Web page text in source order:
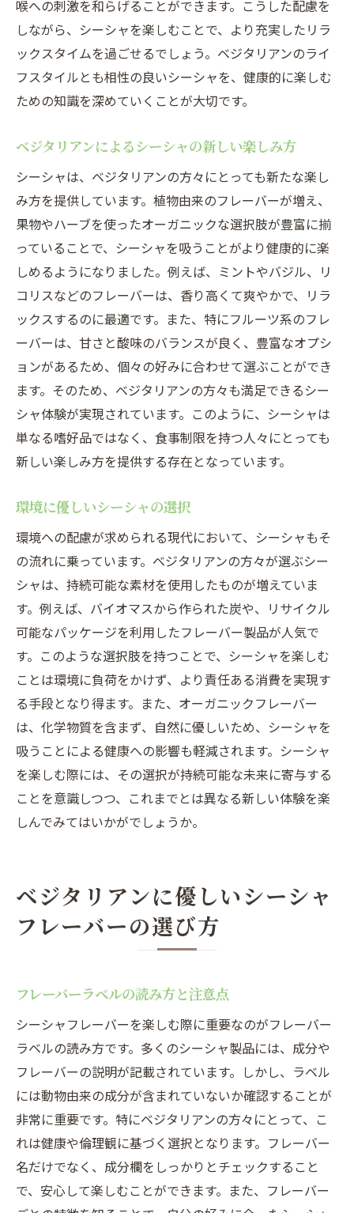
喉への刺激を和らげることができます。こうした配慮を
しながら、シーシャを楽しむことで、より充実したリラ
ックスタイムを過ごせるでしょう。ベジタリアンのライ
フスタイルとも相性の良いシーシャを、健康的に楽しむ
ための知識を深めていくことが大切です。
ベジタリアンによるシーシャの新しい楽しみ方
シーシャは、ベジタリアンの方々にとっても新たな楽し
み方を提供しています。植物由来のフレーバーが増え、
果物やハーブを使ったオーガニックな選択肢が豊富に揃
っていることで、シーシャを吸うことがより健康的に楽
しめるようになりました。例えば、ミントやバジル、リ
コリスなどのフレーバーは、香り高くて爽やかで、リラ
ックスするのに最適です。また、特にフルーツ系のフレ
ーバーは、甘さと酸味のバランスが良く、豊富なオプシ
ョンがあるため、個々の好みに合わせて選ぶことができ
ます。そのため、ベジタリアンの方々も満足できるシー
シャ体験が実現されています。このように、シーシャは
単なる嗜好品ではなく、食事制限を持つ人々にとっても
新しい楽しみ方を提供する存在となっています。
環境に優しいシーシャの選択
環境への配慮が求められる現代において、シーシャもそ
の流れに乗っています。ベジタリアンの方々が選ぶシー
シャは、持続可能な素材を使用したものが増えていま
す。例えば、バイオマスから作られた炭や、リサイクル
可能なパッケージを利用したフレーバー製品が人気で
す。このような選択肢を持つことで、シーシャを楽しむ
ことは環境に負荷をかけず、より責任ある消費を実現す
る手段となり得ます。また、オーガニックフレーバー
は、化学物質を含まず、自然に優しいため、シーシャを
吸うことによる健康への影響も軽減されます。シーシャ
を楽しむ際には、その選択が持続可能な未来に寄与する
ことを意識しつつ、これまでとは異なる新しい体験を楽
しんでみてはいかがでしょうか。
ベジタリアンに優しいシーシャ
フレーバーの選び方
フレーバーラベルの読み方と注意点
シーシャフレーバーを楽しむ際に重要なのがフレーバー
ラベルの読み方です。多くのシーシャ製品には、成分や
フレーバーの説明が記載されています。しかし、ラベル
には動物由来の成分が含まれていないか確認することが
非常に重要です。特にベジタリアンの方々にとって、こ
れは健康や倫理観に基づく選択となります。フレーバー
名だけでなく、成分欄をしっかりとチェックすること
で、安心して楽しむことができます。また、フレーバー